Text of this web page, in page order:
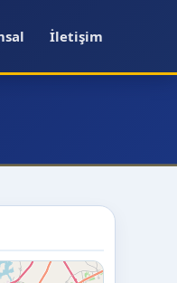
İletişim